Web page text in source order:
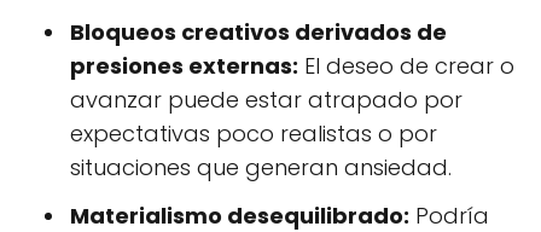
Bloqueos creativos derivados de
presiones externas: El deseo de crear o
avanzar puede estar atrapado por
expectativas poco realistas o por
situaciones que generan ansiedad.
Materialismo desequilibrado: Podría